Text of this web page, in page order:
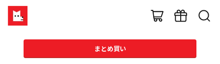
まとめ買い